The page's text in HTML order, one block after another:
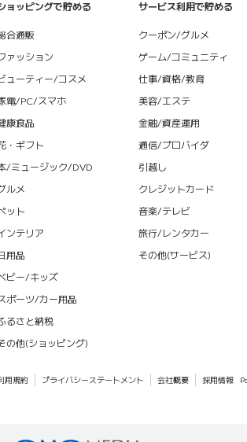
ョッピングで貯める
合通販
ァッション
ューティー/コスメ
電/PC/スマホ
康食品
・ギフト
/ミュージック/DVD
ルメ
ット
ンテリア
用品
ビー/キッズ
ポーツ/カー用品
るさと納税
の他(ショッピング)
サービス利用で貯める
クーポン/グルメ
ゲーム/コミュニティ
仕事/資格/教育
美容/エステ
金融/資産運用
通信/プロバイダ
引越し
クレジットカード
音楽/テレビ
旅行/レンタカー
その他(サービス)
用規約 プライバシーステートメント 会社概要 採用情報